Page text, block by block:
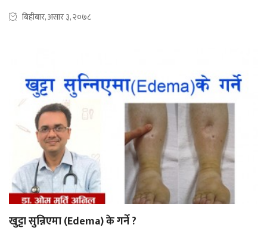
बिहीबार, असार ३, २०७८
खुट्टा सुन्निएमा (Edema) के गर्ने ?